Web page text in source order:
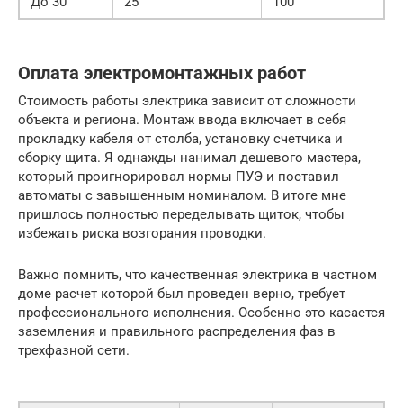
Оплата электромонтажных работ
Стоимость работы электрика зависит от сложности
объекта и региона. Монтаж ввода включает в себя
прокладку кабеля от столба, установку счетчика и
сборку щита. Я однажды нанимал дешевого мастера,
который проигнорировал нормы ПУЭ и поставил
автоматы с завышенным номиналом. В итоге мне
пришлось полностью переделывать щиток, чтобы
избежать риска возгорания проводки.
Важно помнить, что качественная электрика в частном
доме расчет которой был проведен верно, требует
профессионального исполнения. Особенно это касается
заземления и правильного распределения фаз в
трехфазной сети.